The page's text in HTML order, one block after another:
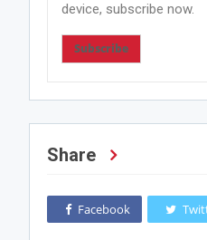
device, subscribe now.
Subscribe
Share
Facebook